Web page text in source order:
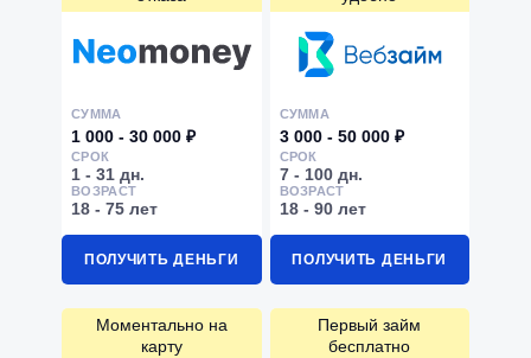
СУММА
1 000 - 30 000 ₽
СРОК
1 - 31 дн.
ВОЗРАСТ
18 - 75 лет
ПОЛУЧИТЬ ДЕНЬГИ
СУММА
3 000 - 50 000 ₽
СРОК
7 - 100 дн.
ВОЗРАСТ
18 - 90 лет
ПОЛУЧИТЬ ДЕНЬГИ
Моментально на
карту
Первый займ
бесплатно